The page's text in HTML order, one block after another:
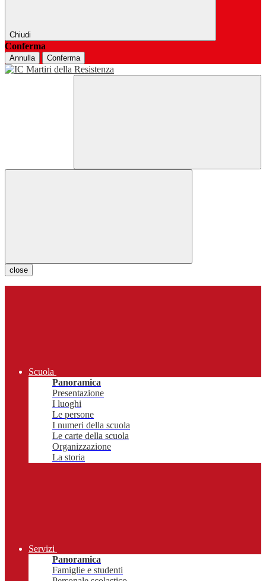
Chiudi
Conferma
Annulla Conferma
close
Scuola
Panoramica
Presentazione
I luoghi
Le persone
I numeri della scuola
Le carte della scuola
Organizzazione
La storia
Servizi
Panoramica
Famiglie e studenti